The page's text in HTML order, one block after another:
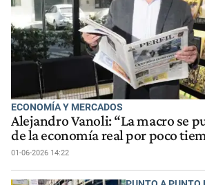
ECONOMÍA Y MERCADOS
Alejandro Vanoli: “La macro se
de la economía real por poco
01-06-2026 14:22